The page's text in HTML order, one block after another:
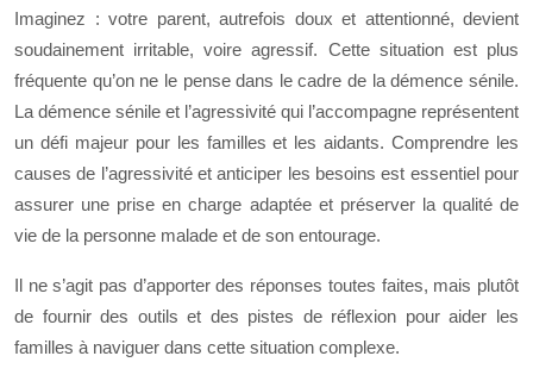
Imaginez : votre parent, autrefois doux et attentionné, devient
soudainement irritable, voire agressif. Cette situation est plus
fréquente qu’on ne le pense dans le cadre de la démence sénile.
La démence sénile et l’agressivité qui l’accompagne représentent
un défi majeur pour les familles et les aidants. Comprendre les
causes de l’agressivité et anticiper les besoins est essentiel pour
assurer une prise en charge adaptée et préserver la qualité de
vie de la personne malade et de son entourage.
Il ne s’agit pas d’apporter des réponses toutes faites, mais plutôt
de fournir des outils et des pistes de réflexion pour aider les
familles à naviguer dans cette situation complexe.